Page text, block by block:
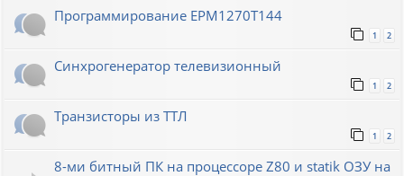
Программирование EPM1270T144
1 2
Синхрогенератор телевизионный
1 2
Транзисторы из ТТЛ
1 2
8-ми битный ПК на процессоре Z80 и statik ОЗУ на